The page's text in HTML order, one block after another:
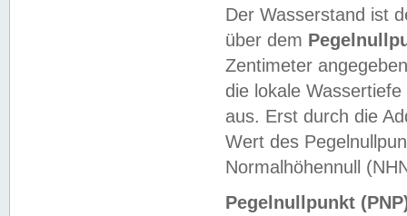
Der Wasserstand ist
über dem
Zentimeter
die lokale
aus. Erst durch die
Wert des
Normalhöhennull
Pegelnullpunkt